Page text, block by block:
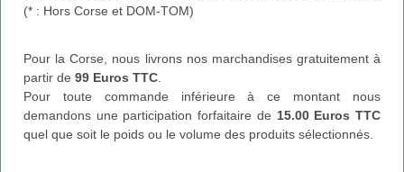
(* : Hors Corse et DOM-TOM)
Pour la Corse, nous livrons nos marchandises gratuitement à
partir de 99 Euros TTC
Pour toute commande inférieure à ce montant nous
demandons une participation forfaitaire de 15.00 Euros TTC
quel que soit le poids ou le volume des produits sélectionnés.